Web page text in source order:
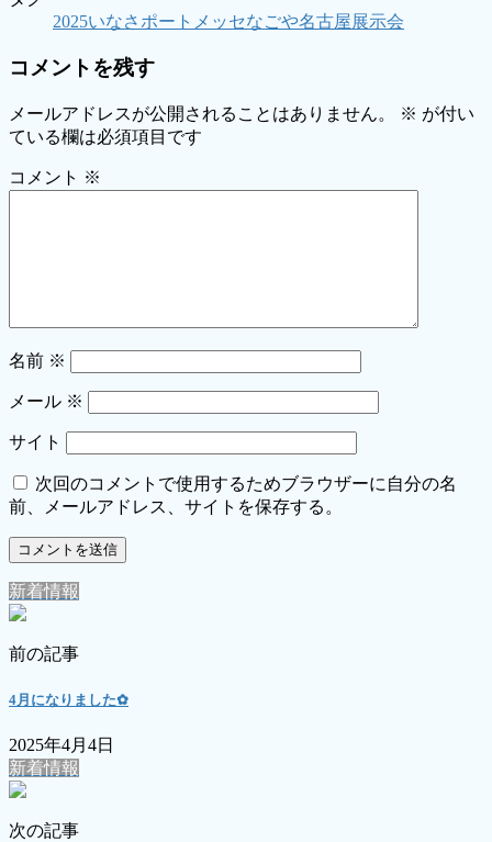
2025いなさ ポートメッセなごや名古屋展示会
コメントを残す
メールアドレスが公開されることはありません。 ※ が付い
ている欄は必須項目です
コメント ※
名前 ※
メール ※
サイト
次回のコメントで使用するためブラウザーに自分の名
前、メールアドレス、サイトを保存する。
新着情報
前の記事
4月になりました✿
2025年4月4日
新着情報
次の記事